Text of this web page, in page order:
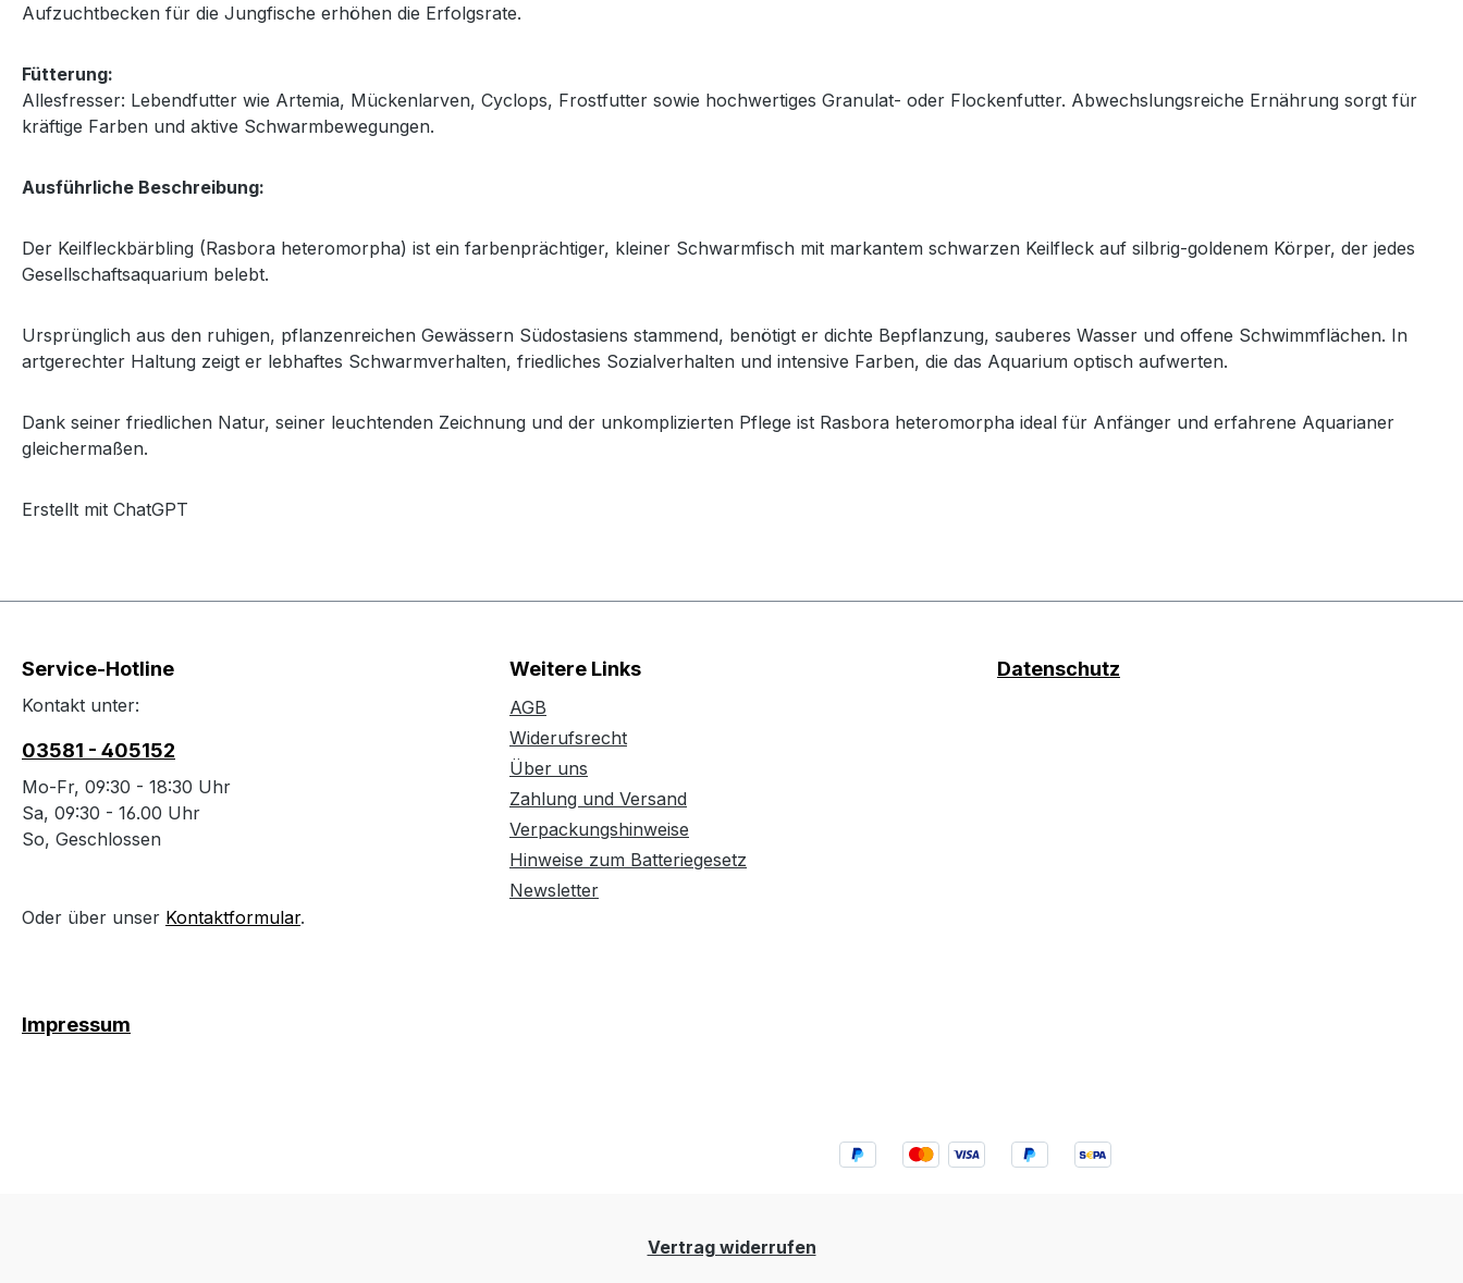
Aufzuchtbecken für die Jungfische erhöhen die Erfolgsrate.
Fütterung:
Allesfresser: Lebendfutter wie Artemia, Mückenlarven, Cyclops, Frostfutter sowie hochwertiges Granulat- oder Flockenfutter. Abwechslungsreiche Ernährung sorgt für
kräftige Farben und aktive Schwarmbewegungen.
Ausführliche Beschreibung:
Der Keilfleckbärbling (Rasbora heteromorpha) ist ein farbenprächtiger, kleiner Schwarmfisch mit markantem schwarzen Keilfleck auf silbrig-goldenem Körper, der jedes
Gesellschaftsaquarium belebt.
Ursprünglich aus den ruhigen, pflanzenreichen Gewässern Südostasiens stammend, benötigt er dichte Bepflanzung, sauberes Wasser und offene Schwimmflächen. In
artgerechter Haltung zeigt er lebhaftes Schwarmverhalten, friedliches Sozialverhalten und intensive Farben, die das Aquarium optisch aufwerten.
Dank seiner friedlichen Natur, seiner leuchtenden Zeichnung und der unkomplizierten Pflege ist Rasbora heteromorpha ideal für Anfänger und erfahrene Aquarianer
gleichermaßen.
Erstellt mit ChatGPT
Service-Hotline
Kontakt unter:
03581 - 405152
Mo-Fr, 09:30 - 18:30 Uhr
Sa, 09:30 - 16.00 Uhr
So, Geschlossen
Oder über unser Kontaktformular.
Weitere Links
AGB
Widerufsrecht
Über uns
Zahlung und Versand
Verpackungshinweise
Hinweise zum Batteriegesetz
Newsletter
Datenschutz
Impressum
Vertrag widerrufen